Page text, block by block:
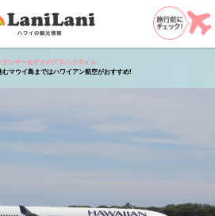
ンサーあずさのアロハスタイル
マウイ島まではハワイアン航空がおすすめ!